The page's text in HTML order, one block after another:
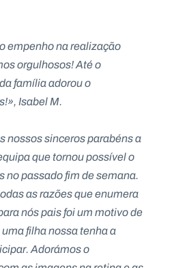
empenho na realização
orgulhosos! Até o
família adorou o
Isabel M.
nossos sinceros parabéns a
que tornou possível o
no passado fim de semana.
as razões que enumera
nós pais foi um motivo de
filha nossa tenha a
Adorámos o